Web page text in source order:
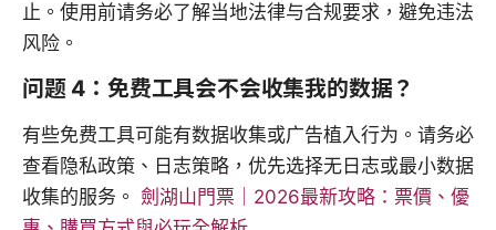
止。使用前请务必了解当地法律与合规要求，避免违法
风险。
问题 4：免费工具会不会收集我的数据？
有些免费工具可能有数据收集或广告植入行为。请务必
查看隐私政策、日志策略，优先选择无日志或最小数据
收集的服务。 劍湖山門票｜2026最新攻略：票價、優